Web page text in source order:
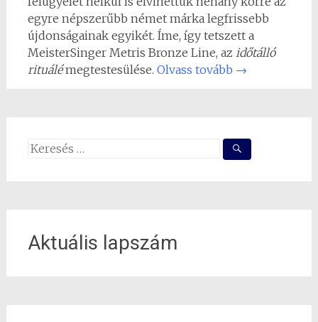
egyre népszerűbb német márka legfrissebb
újdonságainak egyikét. Íme, így tetszett a
MeisterSinger Metris Bronze Line, az időtálló
rituálémegtestesülése. Olvass tovább →
Search
Aktuális lapszám